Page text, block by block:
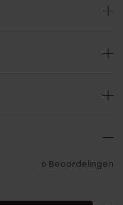
6 Beoordelingen